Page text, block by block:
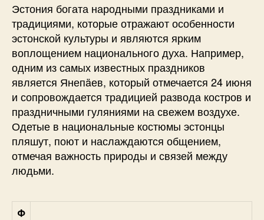
Эстония богата народными праздниками и
традициями, которые отражают особенности
эстонской культуры и являются ярким
воплощением национального духа. Например,
одним из самых известных праздников
является Янепäев, который отмечается 24 июня
и сопровождается традицией развода костров и
праздничными гуляниями на свежем воздухе.
Одетые в национальные костюмы эстонцы
пляшут, поют и наслаждаются общением,
отмечая важность природы и связей между
людьми.
Ф